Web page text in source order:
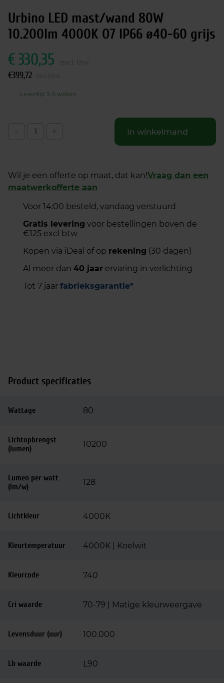
Urbino LED mast/wand 80W
10.200lm 4000K O7 IP66 ø40-60 grijs
€330,35
€399,72
Levertijd 3-5 weken
In winkelmand
Wil je een offerte op maat, dat kan!Vraag dan een
maatwerkofferte aan
Voor 14:00 besteld, vandaag verstuurd
Gratis levering voor bestellingen boven de
€125 excl btw
Kopen via iDeal of op rekening (30 dagen)
Al meer dan 40 jaar ervaring in verlichting
Tot 7 jaar fabrieksgarantie*
Product specificaties
Wattage 80
Lichtopbrengst
(lumen)
10200
Lumen per watt
(lm/w)
128
Lichtkleur 4000K
Kleurtemperatuur 4000K | Koelwit
Kleurcode 740
Cri waarde 70-79 | Matige kleurweergave
Levensduur (uur) 100.000
Lb waarde L90